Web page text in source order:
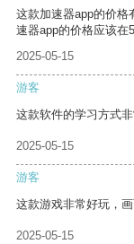
这款加速器app的价格
速器app的价格应该在
2025-05-15
游客
这款软件的学习方式
2025-05-15
游客
这款游戏非常好玩，画
2025-05-15